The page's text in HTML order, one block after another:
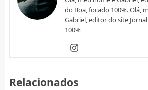
do Boa, focado 100%. Olá,
Gabriel, editor do site
100%
Relacionados